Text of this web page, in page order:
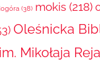
(38) mokis (218)
Oleśnicka
Mikołaja Reja